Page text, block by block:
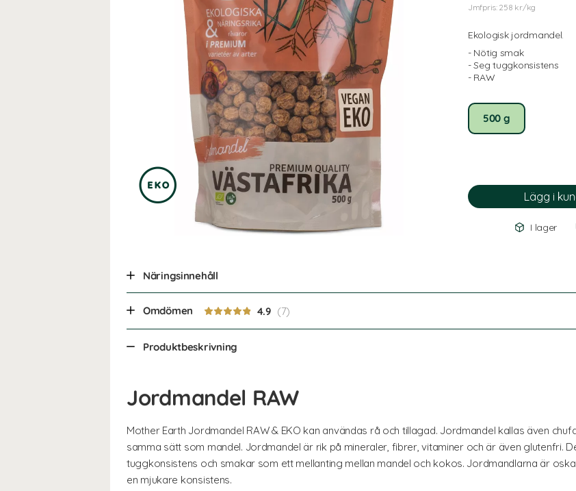
Jmfpris: 258 kr/kg
Ekologisk jordmandel.
- Nötig smak
- Seg tuggkonsistens
- RAW
500 g
I lager
Näringsinnehåll
Omdömen 4.9
Produktbeskrivning
Jordmandel RAW
Mother Earth Jordmandel RAW & EKO kan användas rå och tillagad. Jordmandel kallas även
samma sätt som mandel. Jordmandel är rik på mineraler, fibrer, vitaminer och är även glutenfri.
tuggkonsistens och smakar som ett mellanting mellan mandel och kokos. Jordmandlarna är
en mjukare konsistens.